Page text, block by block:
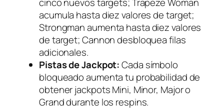
acumula hasta diez valores de target;
Strongman aumenta hasta diez valores
de target; Cannon desbloquea filas
adicionales.
Pistas de Jackpot:Cada símbolo
bloqueado aumenta tu probabilidad de
obtener jackpots Mini, Minor, Major o
Grand durante los respins.